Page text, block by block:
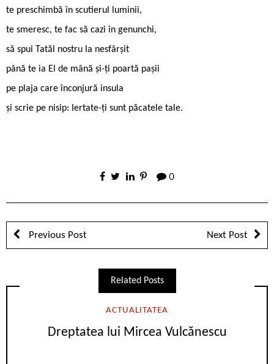
te preschimbă în scutierul luminii,
te smeresc, te fac să cazi în genunchi,
să spui Tatăl nostru la nesfârșit
până te ia El de mână și-ți poartă pașii
pe plaja care înconjură insula
și scrie pe nisip: Iertate-ți sunt păcatele tale.
0
Previous Post Next Post
Related Posts
ACTUALITATEA
Dreptatea lui Mircea Vulcănescu